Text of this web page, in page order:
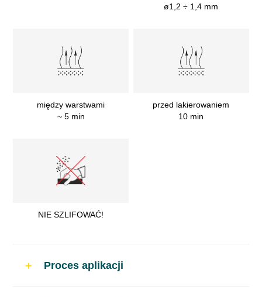
ø1,2 ÷ 1,4 mm
między warstwami
~ 5 min
przed lakierowaniem
10 min
NIE SZLIFOWAĆ!
Proces aplikacji